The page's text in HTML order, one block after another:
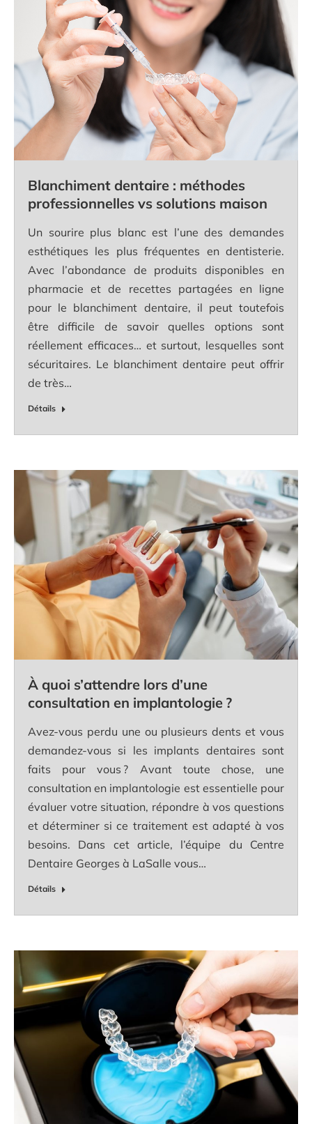
Blanchiment dentaire : méthodes
professionnelles vs solutions maison
Un sourire plus blanc est l’une des demandes
esthétiques les plus fréquentes en dentisterie.
Avec l’abondance de produits disponibles en
pharmacie et de recettes partagées en ligne
pour le blanchiment dentaire, il peut toutefois
être difficile de savoir quelles options sont
réellement efficaces… et surtout, lesquelles sont
sécuritaires. Le blanchiment dentaire peut offrir
de très…
Détails
À quoi s’attendre lors d’une
consultation en implantologie ?
Avez-vous perdu une ou plusieurs dents et vous
demandez-vous si les implants dentaires sont
faits pour vous ? Avant toute chose, une
consultation en implantologie est essentielle pour
évaluer votre situation, répondre à vos questions
et déterminer si ce traitement est adapté à vos
besoins. Dans cet article, l’équipe du Centre
Dentaire Georges à LaSalle vous…
Détails